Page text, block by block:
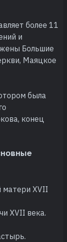
более 11
и
Большие
Маяцкое
была
конец
матери XVII
XVII века.